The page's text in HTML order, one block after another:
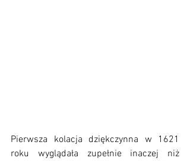
Pierwsza kolacja dziękczynna w 1621
roku wyglądała zupełnie inaczej niż